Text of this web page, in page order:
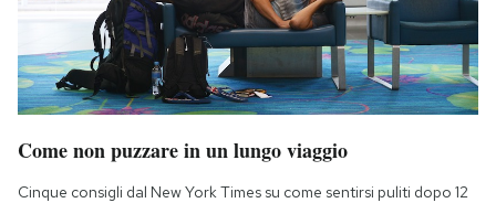
Come non puzzare in un lungo viaggio
Cinque consigli dal New York Times su come sentirsi puliti dopo 12